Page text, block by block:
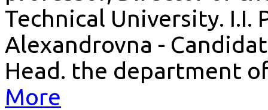
Technical University. I.I.
Alexandrovna -
Head. the department
More